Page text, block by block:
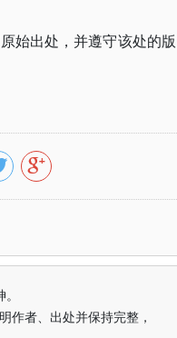
始出处，并遵守该处的版
作者、出处并保持完整，